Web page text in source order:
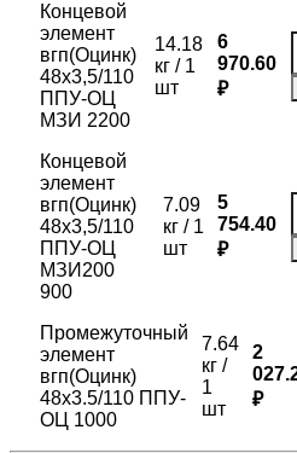
Концевой
элемент
вгп(Оцинк)
48х3,5/110
ППУ-ОЦ
МЗИ 2200
14.18
кг / 1
шт
6
970.60
₽
Концевой
элемент
вгп(Оцинк)
48х3,5/110
ППУ-ОЦ
МЗИ200
900
7.09
кг / 1
шт
5
754.40
₽
Промежуточный
элемент
вгп(Оцинк)
48х3.5/110 ППУ-
ОЦ 1000
7.64
кг /
1
шт
2
₽